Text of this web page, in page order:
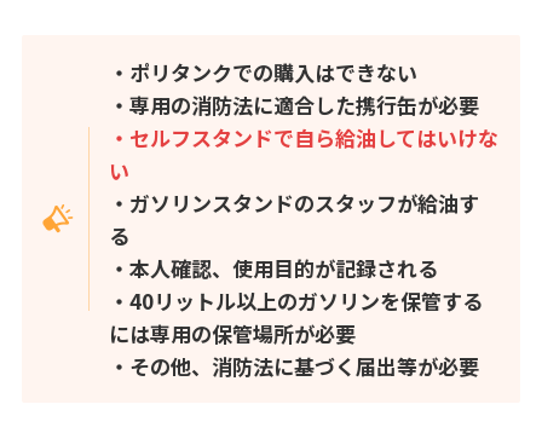
・ポリタンクでの購入はできない
・専用の消防法に適合した携行缶が必要
・セルフスタンドで自ら給油してはいけな
い
・ガソリンスタンドのスタッフが給油す
る
・本人確認、使用目的が記録される
・40リットル以上のガソリンを保管する
には専用の保管場所が必要
・その他、消防法に基づく届出等が必要